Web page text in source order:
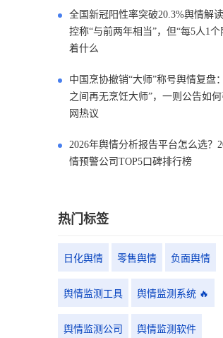
全国新冠阳性率突破20.3%舆情解
控称“与前两年相当”，但“每5人1个
着什么
中国烹协撤销“大师”称号舆情复盘
之间再无烹饪大师”，一则公告如
网热议
2026年舆情分析报告平台怎么选？
情预警公司TOP5口碑排行榜
热门标签
日化舆情 零售舆情 负面舆情
舆情监测工具 舆情监测系统 🔥
舆情监测公司 舆情监测软件